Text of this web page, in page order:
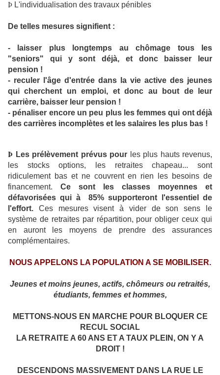
Þ L'individualisation des travaux pénibles
De telles mesures signifient :
- laisser plus longtemps au chômage tous les
"seniors" qui y sont déjà, et donc baisser leur
pension !
- reculer l'âge d'entrée dans la vie active des jeunes
qui cherchent un emploi, et donc au bout de leur
carrière, baisser leur pension !
- pénaliser encore un peu plus les femmes qui ont déjà
des carrières incomplètes et les salaires les plus bas !
Þ Les prélèvement prévus pour les plus hauts revenus,
les stocks options, les retraites chapeau... sont
ridiculement bas et ne couvrent en rien les besoins de
financement. Ce sont les classes moyennes et
défavorisées qui à
85% supporteront l'essentiel de
l'effort. Ces mesures visent à vider de son sens le
système de retraites par répartition, pour obliger ceux qui
en auront les moyens de prendre des assurances
complémentaires.
NOUS APPELONS LA POPULATION A SE MOBILISER.
Jeunes et moins jeunes, actifs, chômeurs ou retraités,
étudiants, femmes et hommes,
METTONS-NOUS EN MARCHE POUR BLOQUER CE
RECUL SOCIAL
LA RETRAITE A 60 ANS ET A TAUX PLEIN, ON Y A
DROIT !
DESCENDONS MASSIVEMENT DANS LA RUE LE